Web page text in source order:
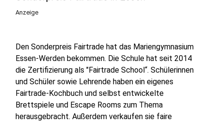
Anzeige
Den Sonderpreis Fairtrade hat das Mariengymnasium
Essen-Werden bekommen. Die Schule hat seit 2014
die Zertifizierung als "Fairtrade School“. Schülerinnen
und Schüler sowie Lehrende haben ein eigenes
Fairtrade-Kochbuch und selbst entwickelte
Brettspiele und Escape Rooms zum Thema
herausgebracht. Außerdem verkaufen sie faire